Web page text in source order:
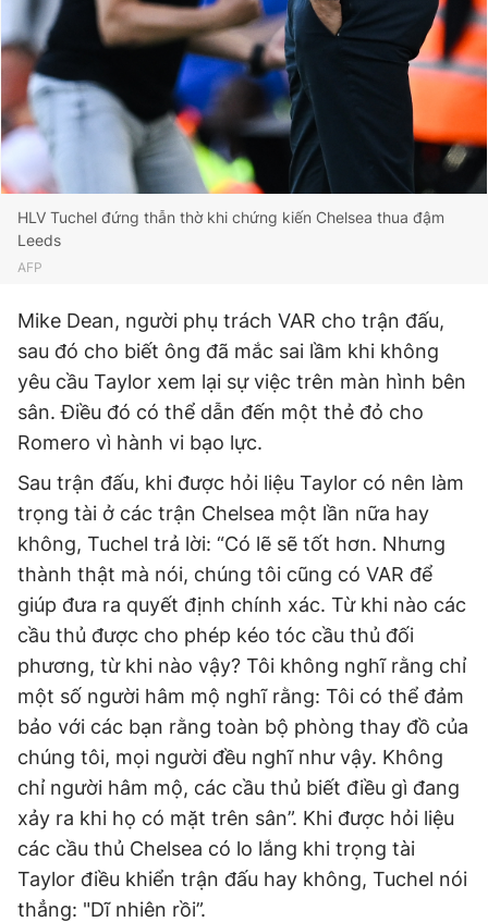
HLV Tuchel đứng thẫn thờ khi chứng kiến Chelsea thua đậm
Leeds
AFP
Mike Dean, người phụ trách VAR cho trận đấu,
sau đó cho biết ông đã mắc sai lầm khi không
yêu cầu Taylor xem lại sự việc trên màn hình bên
sân. Điều đó có thể dẫn đến một thẻ đỏ cho
Romero vì hành vi bạo lực.
Sau trận đấu, khi được hỏi liệu Taylor có nên làm
trọng tài ở các trận Chelsea một lần nữa hay
không, Tuchel trả lời: “Có lẽ sẽ tốt hơn. Nhưng
thành thật mà nói, chúng tôi cũng có VAR để
giúp đưa ra quyết định chính xác. Từ khi nào các
cầu thủ được cho phép kéo tóc cầu thủ đối
phương, từ khi nào vậy? Tôi không nghĩ rằng chỉ
một số người hâm mộ nghĩ rằng: Tôi có thể đảm
bảo với các bạn rằng toàn bộ phòng thay đồ của
chúng tôi, mọi người đều nghĩ như vậy. Không
chỉ người hâm mộ, các cầu thủ biết điều gì đang
xảy ra khi họ có mặt trên sân”. Khi được hỏi liệu
các cầu thủ Chelsea có lo lắng khi trọng tài
Taylor điều khiển trận đấu hay không, Tuchel nói
thẳng: "Dĩ nhiên rồi”.